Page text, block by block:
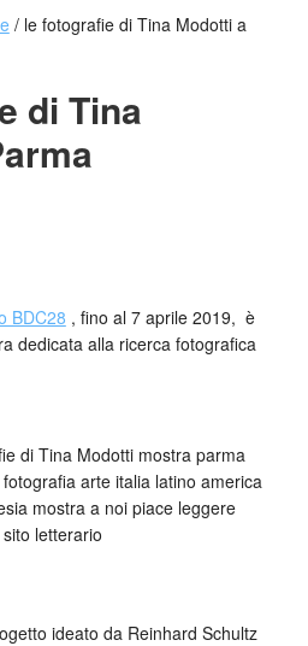
/le fotografie di Tina Modotti a
di Tina
BDC28 , fino al 7 aprile 2019, è
dedicata alla ricerca fotografica
ideato da Reinhard Schultz